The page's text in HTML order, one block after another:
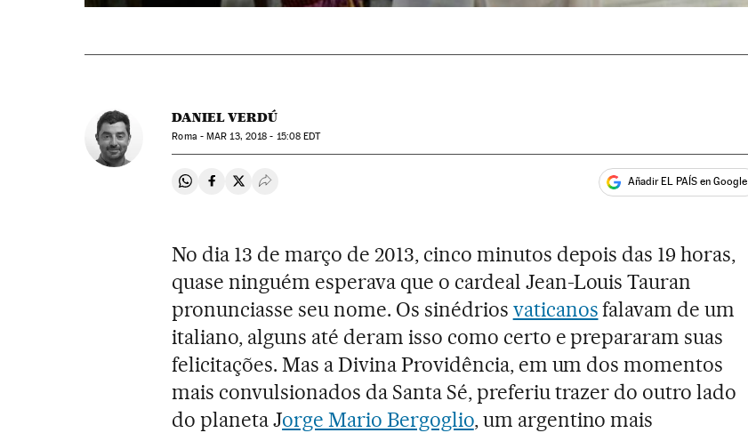
DANIEL VERDÚ
Roma -MAR 13, 2018 - 15:08 EDT
Compartir en Whatsapp
Compartir en Facebook
Compartir en Twitter
Desplegar Redes Sociales Añadir EL PAÍS en Google
No dia 13 de março de 2013, cinco minutos depois das 19 horas,
quase ninguém esperava que o cardeal Jean-Louis Tauran
pronunciasse seu nome. Os sinédrios vaticanosfalavam de um
italiano, alguns até deram isso como certo e prepararam suas
felicitações. Mas a Divina Providência, em um dos momentos
mais convulsionados da Santa Sé, preferiu trazer do outro lado
do planeta Jorge Mario Bergoglio, um argentino mais